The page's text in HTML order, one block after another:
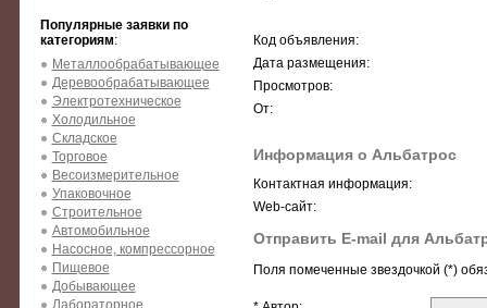
Популярные заявки по
категориям:
Металлообрабатывающее
Деревообрабатывающее
Электротехническое
Холодильное
Складское
Торговое
Весоизмерительное
Упаковочное
Строительное
Автомобильное
Насосное, компрессорное
Пищевое
Добывающее
Лабораторное
Код объявления:
Дата размещения:
Просмотров:
От:
Информация о Альбатрос
Контактная информация:
Web-сайт:
Отправить E-mail для
Поля помеченные звездочкой (*)